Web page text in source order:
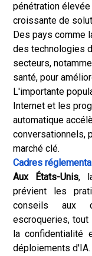
pénétration
croissante de
Des pays comme
des technologies
secteurs,
santé, pour
L'importante
Internet et les
automatique
conversationnels,
marché clé.
Cadres
Aux États-Unis,
prévient les
conseils aux
escroqueries, tout
la confidentialité
déploiements d'IA.